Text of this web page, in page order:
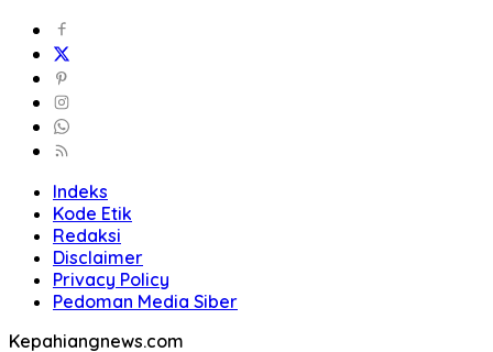
Indeks
Kode Etik
Redaksi
Disclaimer
Privacy Policy
Pedoman Media Siber
Kepahiangnews.com